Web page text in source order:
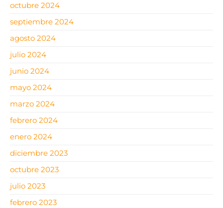
octubre 2024
septiembre 2024
agosto 2024
julio 2024
junio 2024
mayo 2024
marzo 2024
febrero 2024
enero 2024
diciembre 2023
octubre 2023
julio 2023
febrero 2023